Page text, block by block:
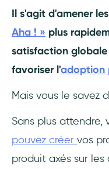
Testez et
produit
Effectuez
tests A/B
Recueillez les
utilisateurs
Meilleures
les objectifs
Il s'agit d'amener
Aha ! » plus
satisfaction
favoriser l'adoption
Mais vous le savez
Sans plus attendre,
pouvez créer vos
produit axés sur les